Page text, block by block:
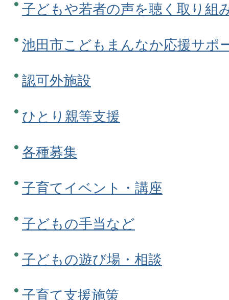
子どもや若者の声を聴く取り組
池田市こどもまんなか応援サポ
認可外施設
ひとり親等支援
各種募集
子育てイベント・講座
子どもの手当など
子どもの遊び場・相談
子育て支援施策